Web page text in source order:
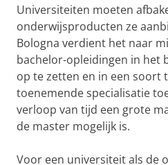
Universiteiten moeten
onderwijsproducten ze
Bologna verdient het naar
bachelor-opleidingen in het
op te zetten en in een soort
toenemende specialisatie
verloop van tijd een grote
de master mogelijk is.
Voor een universiteit als de